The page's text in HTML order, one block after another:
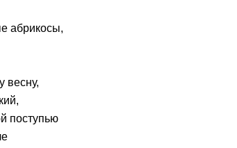
абрикосы,
весну,
поступью